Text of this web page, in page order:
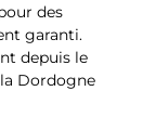
des
garanti.
depuis le
Dordogne